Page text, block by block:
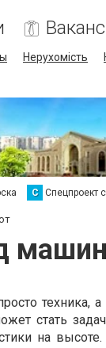
Нерухомість
С Спецпроект
техника,
стать
на